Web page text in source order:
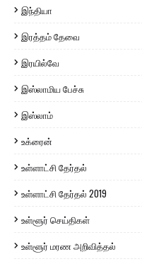
இந்தியா
இரத்தம் தேவை
இரயில்வே
இஸ்லாமிய பேச்சு
இஸ்லாம்
உக்ரைன்
உள்ளாட்சி தேர்தல்
உள்ளாட்சி தேர்தல் 2019
உள்ளூர் செய்திகள்
உள்ளூர் மரண அறிவித்தல்